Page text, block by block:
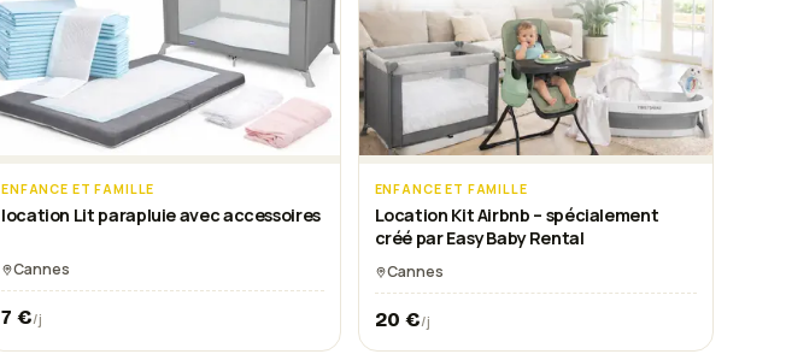
ENFANCE ET FAMILLE
location Lit parapluie avec accessoires
Cannes
7 €/j
ENFANCE ET FAMILLE
Location Kit Airbnb – spécialement
créé par Easy Baby Rental
Cannes
20 €/j